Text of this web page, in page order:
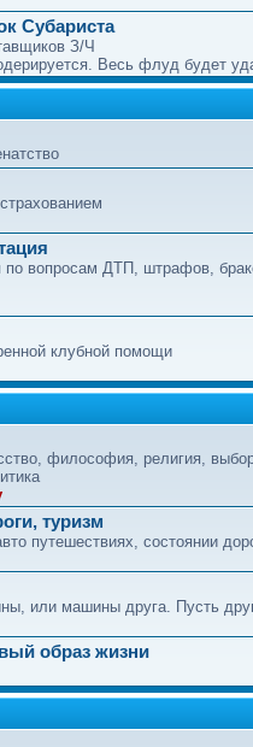
Субариста
З/Ч
Весь флуд будет
по вопросам ДТП, штрафов,
клубной помощи
философия, религия,
туризм
путешествиях, состоянии
или машины друга. Пусть
образ жизни